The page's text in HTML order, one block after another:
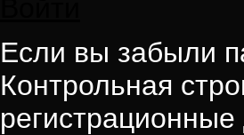
Если вы забыли
Контрольная